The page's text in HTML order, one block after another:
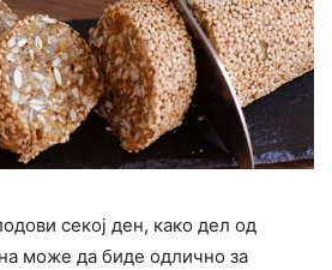
секој ден, како дел од
може да биде одлично за